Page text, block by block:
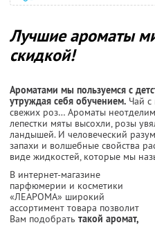
Лучшие ароматы
скидкой!
Ароматами мы пользуемся с
утруждая себя обучением. Чай с
свежих роз… Ароматы
лепестки мяты высохли, розы
ландышей. И человеческий
запахи и волшебные свойства
виде жидкостей, которые мы
В интернет-магазине
парфюмерии и косметики
«ЛЕАРОМА» широкий
ассортимент товара позволит
Вам подобрать такой аромат,